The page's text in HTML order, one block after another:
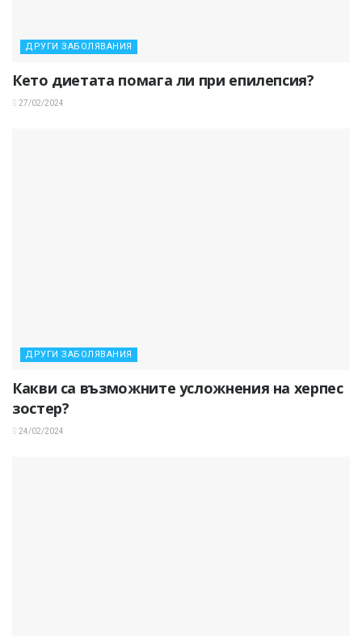
ДРУГИ ЗАБОЛЯВАНИЯ
Кето диетата помага ли при епилепсия?
27/02/2024
ДРУГИ ЗАБОЛЯВАНИЯ
Какви са възможните усложнения на херпес
зостер?
24/02/2024